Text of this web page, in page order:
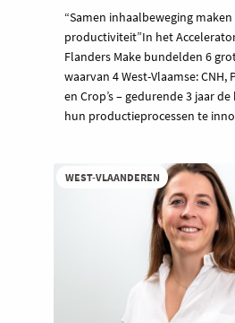
“Samen inhaalbeweging
productiviteit”In het
Flanders Make bundelden 6
waarvan 4 West-Vlaamse: CNH,
en Crop’s – gedurende 3 jaar
hun productieprocessen te
WEST-VLAANDEREN